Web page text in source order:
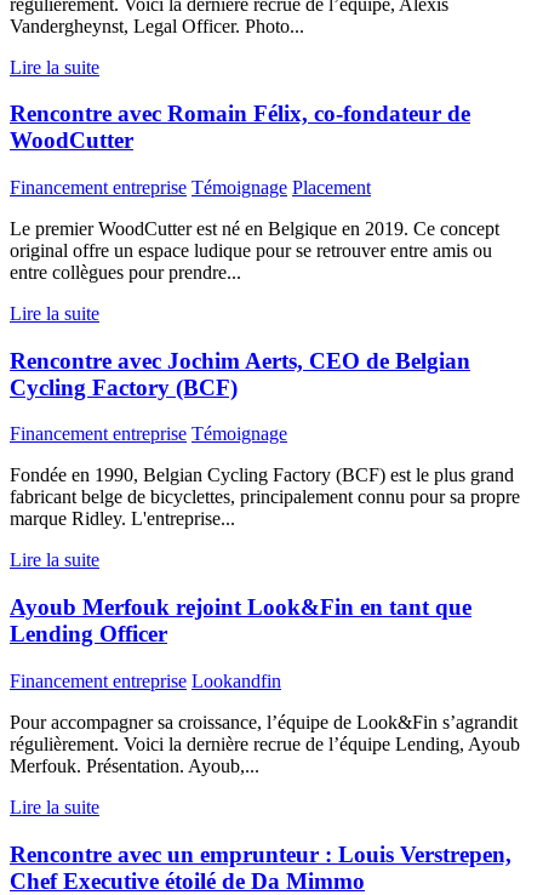
Vandergheynst, Legal Officer. Photo...
Lire la suite
Rencontre avec Romain Félix, co-fondateur de
WoodCutter
Financement entreprise Témoignage Placement
Le premier WoodCutter est né en Belgique en 2019. Ce concept
original offre un espace ludique pour se retrouver entre amis ou
entre collègues pour prendre...
Lire la suite
Rencontre avec Jochim Aerts, CEO de Belgian
Cycling Factory (BCF)
Financement entreprise Témoignage
Fondée en 1990, Belgian Cycling Factory (BCF) est le plus grand
fabricant belge de bicyclettes, principalement connu pour sa propre
marque Ridley. L'entreprise...
Lire la suite
Ayoub Merfouk rejoint Look&Fin en tant que
Lending Officer
Financement entreprise Lookandfin
Pour accompagner sa croissance, l’équipe de Look&Fin s’agrandit
régulièrement. Voici la dernière recrue de l’équipe Lending, Ayoub
Merfouk. Présentation. Ayoub,...
Lire la suite
Rencontre avec un emprunteur : Louis Verstrepen,
Chef Executive étoilé de Da Mimmo